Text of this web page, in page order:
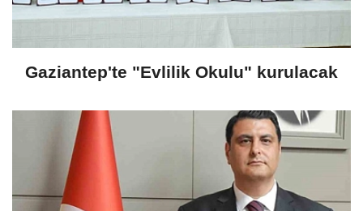
Gaziantep'te "Evlilik Okulu" kurulacak